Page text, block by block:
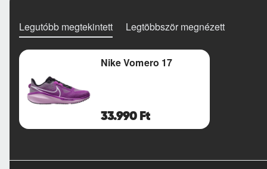
Legutóbb megtekintett Legtöbbször megnézett
Nike Vomero 17
33.990 Ft